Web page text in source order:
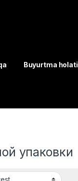
Buyurtma holati
упаковки